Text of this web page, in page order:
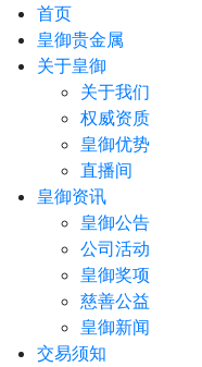
首页
皇御贵金属
关于皇御
关于我们
权威资质
皇御优势
直播间
皇御资讯
皇御公告
公司活动
皇御奖项
慈善公益
皇御新闻
交易须知